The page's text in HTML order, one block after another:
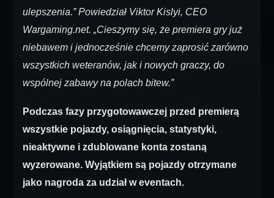
ulepszenia.” Powiedział Viktor Kislyi, CEO
Wargaming.net. „Cieszymy się, że premiera gry już
niebawem i jednocześnie chcemy zaprosić zarówno
wszystkich weteranów, jak i nowych graczy, do
wspólnej zabawy na polach bitew.”
Podczas fazy przygotowawczej przed premierą
wszystkie pojazdy, osiągnięcia, statystyki,
nieaktywne i zdublowane konta zostaną
wyzerowane. Wyjątkiem są pojazdy otrzymane
jako nagroda za udział w eventach.